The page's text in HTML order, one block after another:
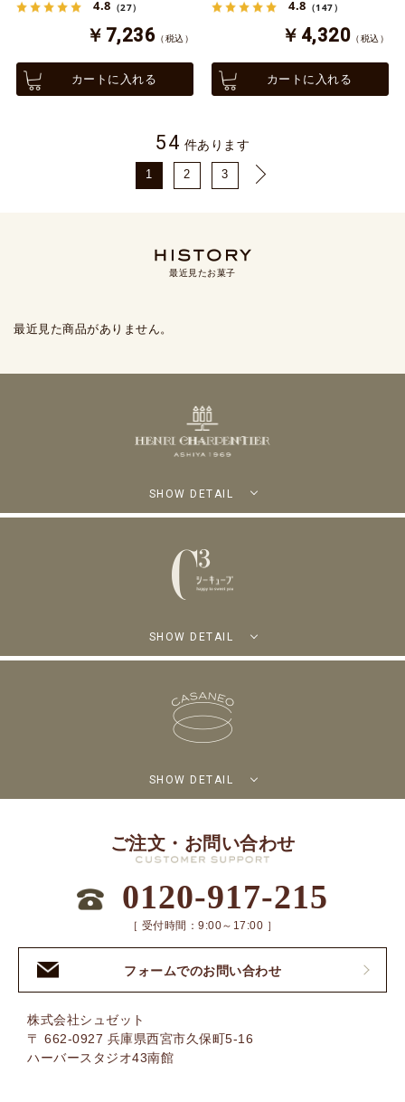
4.8 （27）
￥7,236 （税込）
カートに入れる
4.8 （147）
￥4,320 （税込）
カートに入れる
54 件あります
1 2 3
最近見たお菓子
最近見た商品がありません。
SHOW DETAIL
SHOW DETAIL
SHOW DETAIL
ご注文・お問い合わせ
0120-917-215
［ 受付時間：9:00～17:00 ］
フォームでのお問い合わせ
株式会社シュゼット
〒 662-0927 兵庫県西宮市久保町5-16
ハーバースタジオ43南館